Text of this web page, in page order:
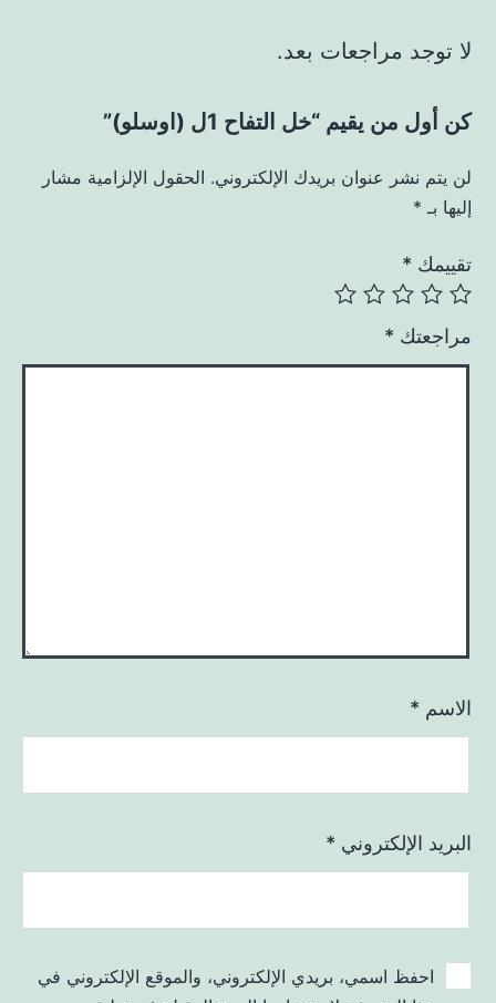
لا توجد مراجعات بعد.
كن أول من يقيم “خل التفاح 1ل (اوسلو)”
لن يتم نشر عنوان بريدك الإلكتروني. الحقول الإلزامية مشار
إليها بـ *
تقييمك *
مراجعتك *
الاسم *
البريد الإلكتروني *
احفظ اسمي، بريدي الإلكتروني، والموقع الإلكتروني في